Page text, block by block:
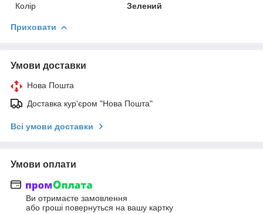
Колір
Зелений
Приховати
Умови доставки
Нова Пошта
Доставка кур'єром "Нова Пошта"
Всі умови доставки
Умови оплати
Ви отримаєте замовлення
або гроші повернуться на вашу картку